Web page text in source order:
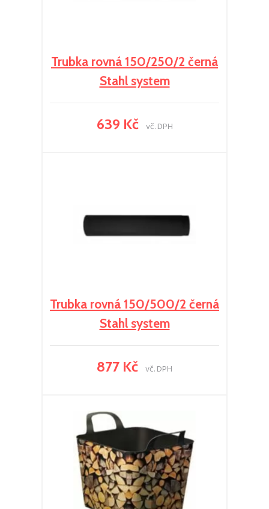
Trubka rovná 150/250/2 černá
Stahl system
639 Kč vč. DPH
Trubka rovná 150/500/2 černá
Stahl system
877 Kč vč. DPH